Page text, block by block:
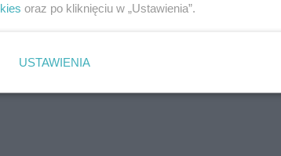
oraz po kliknięciu w „Ustawienia”.
USTAWIENIA